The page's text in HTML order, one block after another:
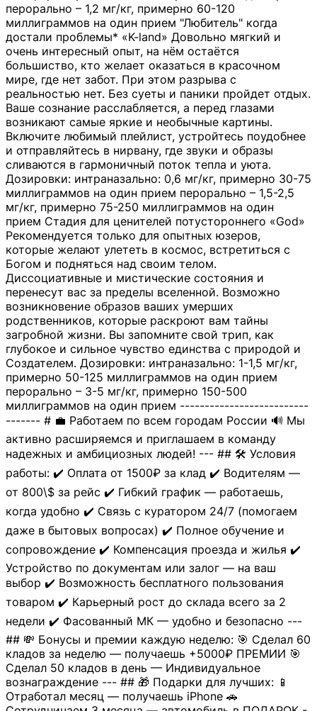
перорально – 1,2 мг/кг, примерно 60-120
миллиграммов на один прием "Любитель" когда
достали проблемы* «K-land» Довольно мягкий и
очень интересный опыт, на нём остаётся
большиство, кто желает оказаться в красочном
мире, где нет забот. При этом разрыва с
реальностью нет. Без суеты и паники пройдет отдых.
Ваше сознание расслабляется, а перед глазами
возникают самые яркие и необычные картины.
Включите любимый плейлист, устройтесь поудобнее
и отправляйтесь в нирвану, где звуки и образы
сливаются в гармоничный поток тепла и уюта.
Дозировки: интраназально: 0,6 мг/кг, примерно 30-75
миллиграммов на один прием перорально – 1,5-2,5
мг/кг, примерно 75-250 миллиграммов на один
прием Стадия для ценителей потустороннего «God»
Рекомендуется только для опытных юзеров,
которые желают улететь в космос, встретиться с
Богом и подняться над своим телом.
Диссоциативные и мистические состояния и
перенесут вас за пределы вселенной. Возможно
возникновение образов ваших умерших
родственников, которые раскроют вам тайны
загробной жизни. Вы запомните свой трип, как
глубокое и сильное чувство единства с природой и
Создателем. Дозировки: интраназально: 1-1,5 мг/кг,
примерно 50-125 миллиграммов на один прием
перорально – 3-5 мг/кг, примерно 150-500
миллиграммов на один прием --------------------------
------- # 💼 Работаем по всем городам России 🔊 Мы
активно расширяемся и приглашаем в команду
надежных и амбициозных людей! --- ## 🛠 Условия
работы: ✔️ Оплата от 1500₽ за клад ✔️ Водителям —
от 800\$ за рейс ✔️ Гибкий график — работаешь,
когда удобно ✔️ Связь с куратором 24/7 (помогаем
даже в бытовых вопросах) ✔️ Полное обучение и
сопровождение ✔️ Компенсация проезда и жилья ✔️
Устройство по документам или залог — на ваш
выбор ✔️ Возможность бесплатного пользования
товаром ✔️ Карьерный рост до склада всего за 2
недели ✔️ Фасованный МК — удобно и безопасно ---
## 💸 Бонусы и премии каждую неделю: 🎯 Сделал 60
кладов за неделю — получаешь +5000₽ ПРЕМИИ 🎯
Сделал 50 кладов в день — Индивидуальное
вознаграждение --- ## 🎁 Подарки для лучших: 📱
Отработал месяц — получаешь iPhone 🚗